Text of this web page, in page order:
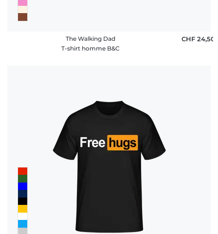
The Walking Dad
T-shirt homme B&C
CHF 24,50